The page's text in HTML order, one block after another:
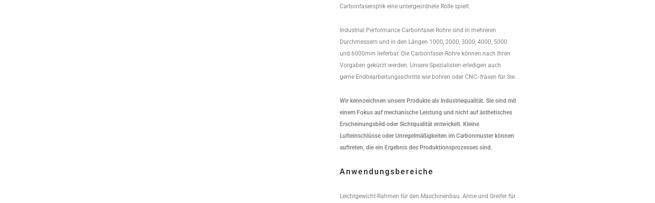
Carbonfaseroptik eine untergeordnete Rolle spielt.
Industrial Performance Carbonfaser-Rohre sind in mehreren
Durchmessern und in den Längen 1000, 2000, 3000, 4000, 5000
und 6000mm lieferbar. Die Carbonfaser-Rohre können nach Ihren
Vorgaben gekürzt werden. Unsere Spezialisten erledigen auch
gerne Endbearbeitungsschritte wie bohren oder CNC- fräsen für Sie.
Wir kennzeichnen unsere Produkte als Industriequalität. Sie sind mit
einem Fokus auf mechanische Leistung und nicht auf ästhetisches
Erscheinungsbild oder Sichtqualität entwickelt. Kleine
Lufteinschlüsse oder Unregelmäßigkeiten im Carbonmuster können
auftreten, die ein Ergebnis des Produktionsprozesses sind.
Anwendungsbereiche
Leichtgewicht-Rahmen für den Maschinenbau. Arme und Greifer für